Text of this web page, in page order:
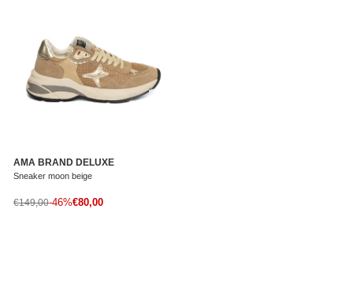
AMA BRAND DELUXE
Sneaker moon beige
Prezzo di vendita
€80,00
Prezzo normale
€149,00-46%